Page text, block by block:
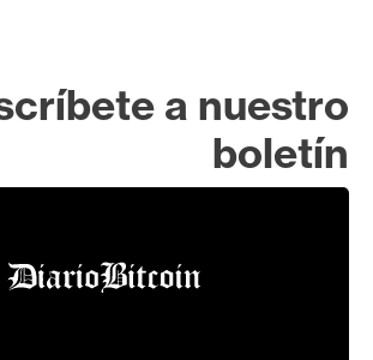
a nuestro
boletín